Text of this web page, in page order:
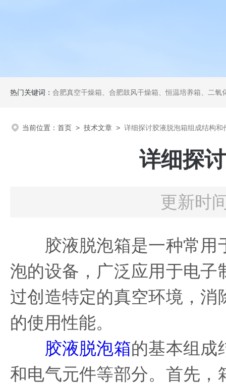
热门关键词： 合肥真空干燥箱、合肥鼓风干燥箱、恒温培养箱、二氧化碳培养箱、恒温
当前位置： 首页 > 技术文章 > 详细探讨胶液脱泡箱组成结构和
详细探
更新时
胶液脱泡箱是一种常用
泡的设备，广泛应用于电
过创造特定的真空环境，
的使用性能。
胶液脱泡箱的基本组成
和电气元件等部分。首先